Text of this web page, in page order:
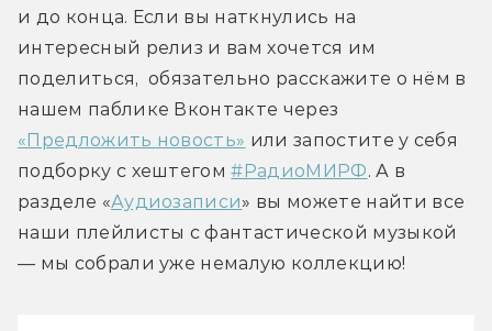
и до конца. Если вы наткнулись на
интересный релиз и вам хочется им
поделиться,  обязательно расскажите о нём в
«Предложить новость» или запостите у себя
подборку с хештегом #РадиоМИРФ. А в
разделе «Аудиозаписи» вы можете найти все
наши плейлисты с фантастической музыкой
— мы собрали уже немалую коллекцию!